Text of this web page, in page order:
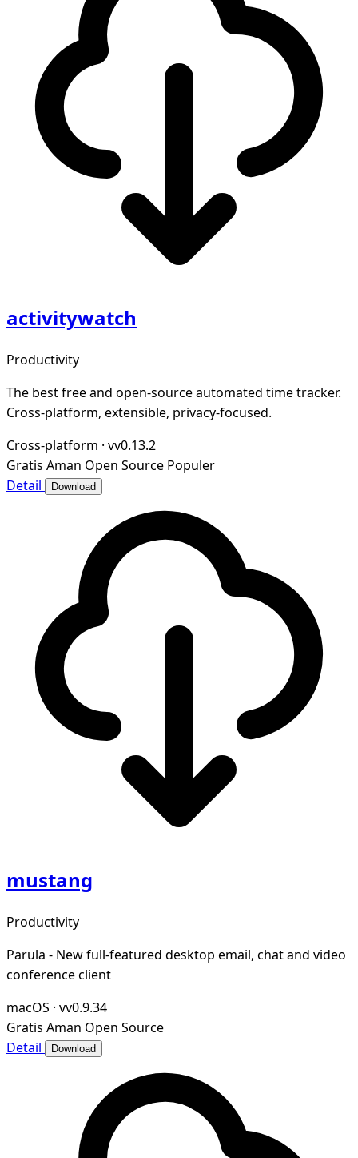
activitywatch
Productivity
The best free and open-source automated time tracker.
Cross-platform, extensible, privacy-focused.
Cross-platform · vv0.13.2
Gratis Aman Open Source Populer
Detail
Download
mustang
Productivity
Parula - New full-featured desktop email, chat and video
conference client
macOS · vv0.9.34
Gratis Aman Open Source
Detail
Download